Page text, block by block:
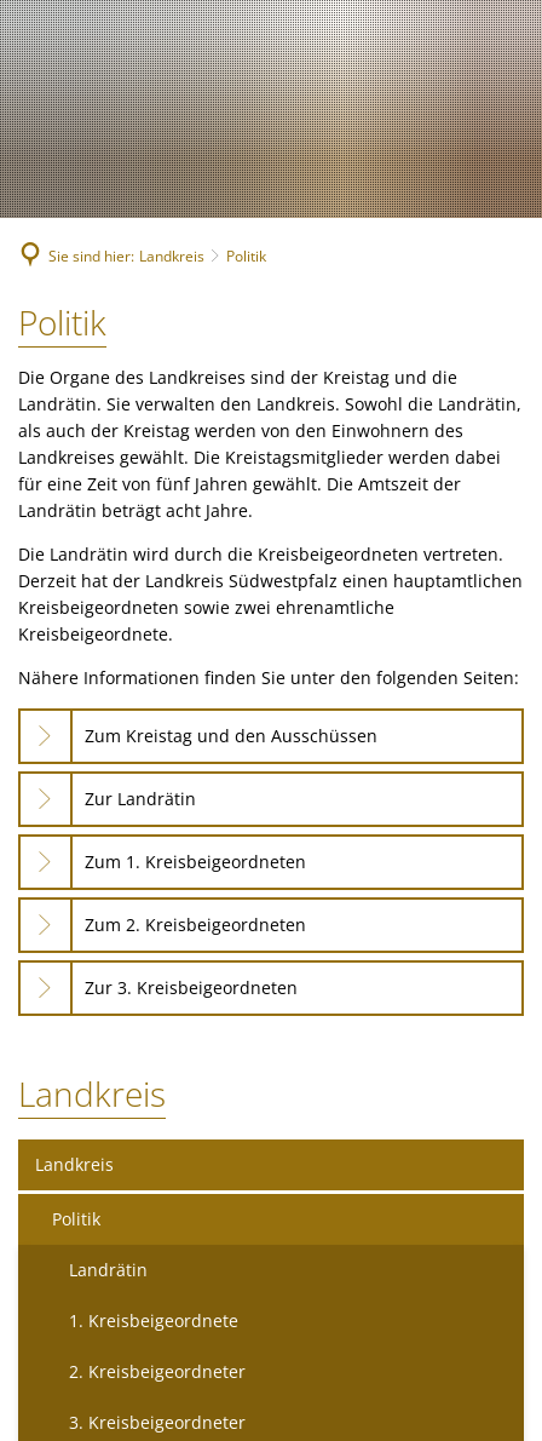
Bekanntmachungen, (Stellen-)Ausschreibungen
Nachrichten
Bürgerservice
Verwaltungsleistungen nach Lebenslagen
Verwaltungsleistungen von A-Z
Online Dienste
Downloads
Arbeitsgemeinschaft Teilhabe
Behindertenbeauftragte
Gleichstellung im Landkreis
Kultur im Landkreis
Öffnungszeiten
Landkreis
Politik
Landrätin
1. Kreisbeigeordnete
2. Kreisbeigeordneter
Bürger- und
Über den Landkreis
Geschichte des Landkreises
Kreiswappen
Typisch. Meine
Meine Heimat
Suche
Sie sind hier: Landkreis Politik
Politik
Politik
Die Organe des Landkreises sind der Kreistag und die
Landrätin. Sie verwalten den Landkreis. Sowohl die Landrätin,
als auch der Kreistag werden von den Einwohnern des
Landkreises gewählt. Die Kreistagsmitglieder werden dabei
für eine Zeit von fünf Jahren gewählt. Die Amtszeit der
Landrätin beträgt acht Jahre.
Die Landrätin wird durch die Kreisbeigeordneten vertreten.
Derzeit hat der Landkreis Südwestpfalz einen hauptamtlichen
Kreisbeigeordneten sowie zwei ehrenamtliche
Kreisbeigeordnete.
Nähere Informationen finden Sie unter den folgenden Seiten:
Zum Kreistag und den Ausschüssen
Zur Landrätin
Zum 1. Kreisbeigeordneten
Zum 2. Kreisbeigeordneten
Zur 3. Kreisbeigeordneten
Landkreis
Landkreis
Politik
Landrätin
1. Kreisbeigeordnete
2. Kreisbeigeordneter
3. Kreisbeigeordneter